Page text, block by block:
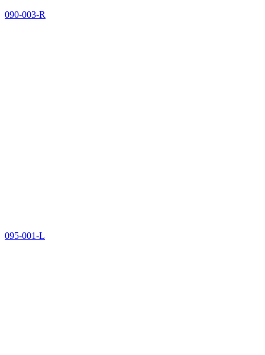
090-003-R
095-001-L